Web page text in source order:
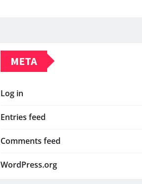
META
Log in
Entries feed
Comments feed
WordPress.org